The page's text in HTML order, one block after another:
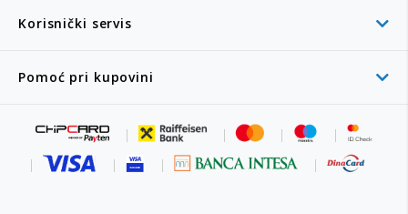
Korisnički servis
Pomoć pri kupovini